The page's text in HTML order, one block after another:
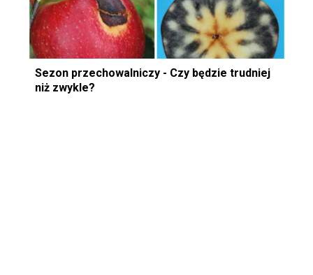
Sezon przechowalniczy - Czy będzie trudniej
niż zwykle?